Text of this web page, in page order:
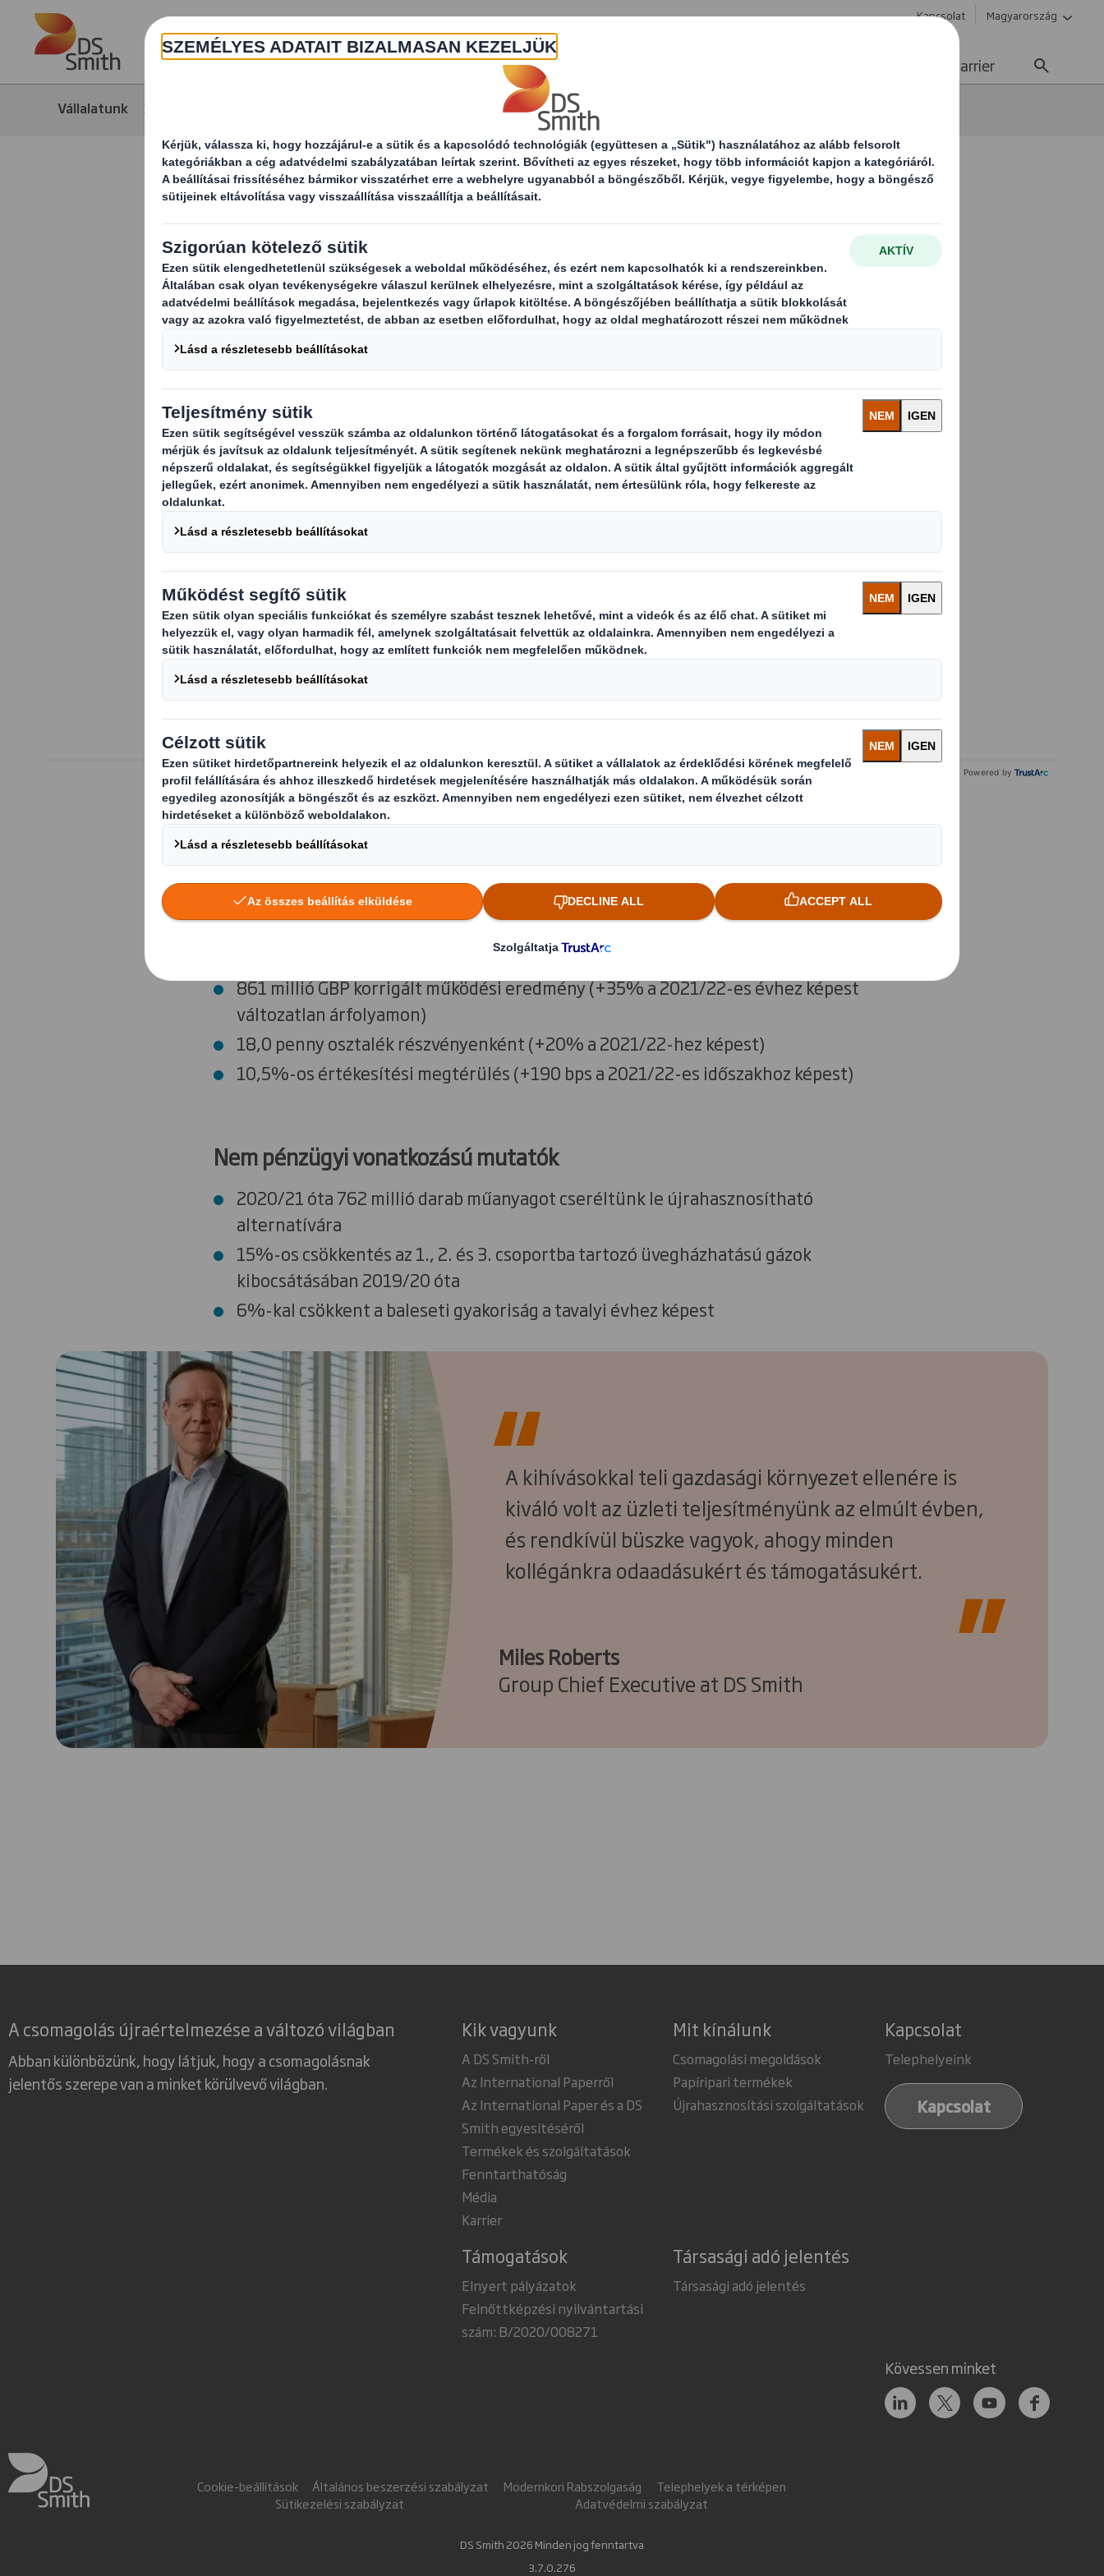
Skip to main content Kapcsolat Magyarország
Rólunk Termékek és szolgáltatások Karrier
Vállalatunk DS Smith eredménybeszámoló 2022/2023 üzleti év
DS Smith eredménybeszámoló
2022/2023 üzleti év
DS Smith, a csomagolási iparágban vezető nemzetközi vállalat
ma közzéteszi 2023. április 30-al záruló éves eredményeit.
Powered by
Főbb pénzügyi mutatók
8221 millió GBP árbevétel (+11% a 2021/22-es évhez képest változatlan
árfolyamon)
1,3-szoros nettó adósság/EBITDA (a 2021/22-es 1,6-szoroshoz képest)
14,3% ROACE (szemben a 2021/2022-es 10,8%-kal)
861 millió GBP korrigált működési eredmény (+35% a 2021/22-es évhez képest
változatlan árfolyamon)
18,0 penny osztalék részvényenként (+20% a 2021/22-hez képest)
10,5%-os értékesítési megtérülés (+190 bps a 2021/22-es időszakhoz képest)
Nem pénzügyi vonatkozású mutatók
2020/21 óta 762 millió darab műanyagot cseréltünk le újrahasznosítható
alternatívára
15%-os csökkentés az 1., 2. és 3. csoportba tartozó üvegházhatású gázok
kibocsátásában 2019/20 óta
6%-kal csökkent a baleseti gyakoriság a tavalyi évhez képest
A kihívásokkal teli gazdasági környezet ellenére is
kiváló volt az üzleti teljesítményünk az elmúlt évben,
és rendkívül büszke vagyok, ahogy minden
kollégánkra odaadásukért és támogatásukért.
Miles Roberts
Group Chief Executive at DS Smith
A csomagolás újraértelmezése a változó világban
Abban különbözünk, hogy látjuk, hogy a csomagolásnak
jelentős szerepe van a minket körülvevő világban.
Kik vagyunk
A DS Smith-ről
Az International Paperről
Az International Paper és a DS
Smith egyesítéséről
Termékek és szolgáltatások
Fenntarthatóság
Média
Karrier
Mit kínálunk
Csomagolási megoldások
Papíripari termékek
Újrahasznosítási szolgáltatások
Kapcsolat
Telephelyeink
Kapcsolat
Támogatások
Elnyert pályázatok
Felnőttképzési nyilvántartási
szám: B/2020/008271
Társasági adó jelentés
Társasági adó jelentés
Kövessen minket
Cookie-beállítások Általános beszerzési szabályzat Modernkori Rabszolgaság
Telephelyek a térképen
Sütikezelési szabályzat
Adatvédelmi szabályzat
DS Smith 2026 Minden jog fenntartva
3.7.0.276